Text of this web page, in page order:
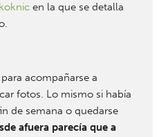
en la que se detalla
acompañarse a
fotos. Lo mismo si había
de semana o quedarse
afuera parecía que a